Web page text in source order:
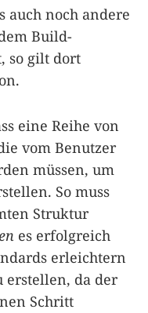
auch noch andere
Build-
so gilt dort
eine Reihe von
vom Benutzer
müssen, um
So muss
Struktur
es erfolgreich
erleichtern
erstellen, da der
Schritt